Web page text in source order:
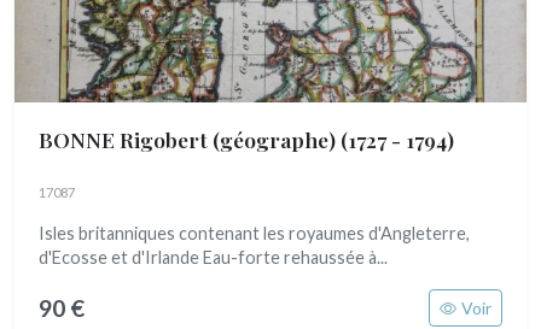
BONNE Rigobert (géographe) (1727 - 1794)
17087
Isles britanniques contenant les royaumes d'Angleterre,
d'Ecosse et d'Irlande Eau-forte rehaussée à...
90 € Voir